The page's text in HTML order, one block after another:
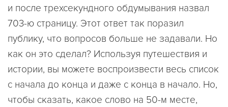
и после трехсекундного обдумывания назвал
703-ю страницу. Этот ответ так поразил
публику, что вопросов больше не задавали. Но
как он это сделал? Используя путешествия и
истории, вы можете воспроизвести весь список
с начала до конца и даже с конца в начало. Но,
чтобы сказать, какое слово на 50-м месте,